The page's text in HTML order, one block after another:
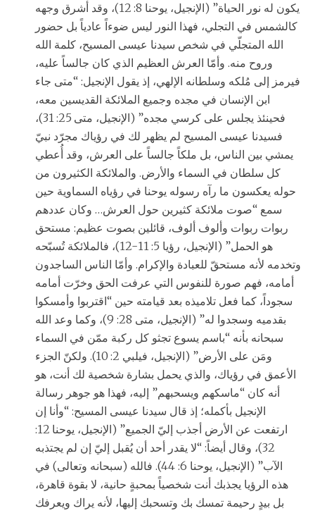
يكون له نور الحياة” (الإنجيل، يوحنا 8: 12)، وقد أشرق وجهه
كالشمس في التجلي، فهذا النور ليس ضوءاً عادياً بل حضور
الله المتجلّي في شخص سيدنا عيسى المسيح، كلمة الله
وروح منه. وأمّا العرش العظيم الذي كان جالساً عليه،
فيرمز إلى مُلكه وسلطانه الإلهي، إذ يقول الإنجيل: “متى جاء
ابن الإنسان في مجده وجميع الملائكة القديسين معه،
فحينئذ يجلس على كرسي مجده” (الإنجيل، متى 25: 31)،
فسيدنا عيسى المسيح لم يظهر لك في رؤياك مجرّد نبيّ
يمشي بين الناس، بل ملكاً جالساً على العرش، وقد أُعطي
كل سلطان في السماء والأرض. والملائكة الكثيرون من
حوله يعكسون ما رآه رسوله يوحنا في رؤياه السماوية حين
سمع “صوت ملائكة كثيرين حول العرش… وكان عددهم
ربوات ربوات وألوف ألوف، قائلين بصوت عظيم: مستحق
هو الحمل” (الإنجيل، رؤيا 5: 11-12)، فالملائكة تُسبّحه
وتخدمه لأنه مستحقّ للعبادة والإكرام. وأمّا الناس الساجدون
أمامه، فهم صورة للنفوس التي عرفت الحق وخرّت أمامه
سجوداً، كما فعل تلاميذه بعد قيامته حين “اقتربوا وأمسكوا
بقدميه وسجدوا له” (الإنجيل، متى 28: 9)، وكما وعد الله
سبحانه بأنه “باسم يسوع تجثو كل ركبة ممّن في السماء
ومَن على الأرض” (الإنجيل، فيلبي 2: 10). ولكنّ الجزء
الأعمق في رؤياك، والذي يحمل بشارة شخصية لك أنت، هو
أنه كان “ماسكهم ويسحبهم” إليه، فهذا هو جوهر رسالة
الإنجيل بأكمله؛ إذ قال سيدنا عيسى المسيح: “وأنا إن
ارتفعت عن الأرض أجذب إليّ الجميع” (الإنجيل، يوحنا 12:
32)، وقال أيضاً: “لا يقدر أحد أن يُقبل إليّ إن لم يجتذبه
الآب” (الإنجيل، يوحنا 6: 44). فالله (سبحانه وتعالى) في
هذه الرؤيا يجذبك أنت شخصياً بمحبةٍ حانية، لا بقوة قاهرة،
بل بيدٍ رحيمة تمسك بك وتسحبك إليها، لأنه يراك ويعرفك